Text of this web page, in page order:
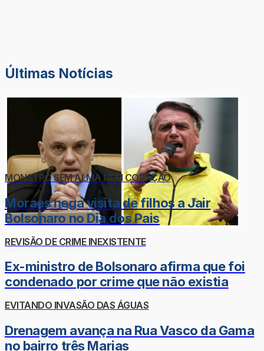
Últimas Notícias
MONSTRO SEM ALMA NEM CORAÇÃO
Moraes nega visita de filhos a Jair
Bolsonaro no Dia dos Pais
REVISÃO DE CRIME INEXISTENTE
Ex-ministro de Bolsonaro afirma que foi
condenado por crime que não existia
EVITANDO INVASÃO DAS ÁGUAS
Drenagem avança na Rua Vasco da Gama
no bairro três Marias